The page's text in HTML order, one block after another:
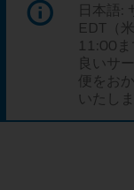
日本語:
EDT（
11:00ま
良いサ
便をお
いたしま